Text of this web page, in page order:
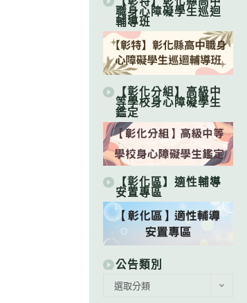
職身心障礙學生巡迴
輔導班
【彰化分組】高級中
等學校身心障礙學生
鑑定
【彰化區】適性輔導
安置專區
公告類別
選取分類